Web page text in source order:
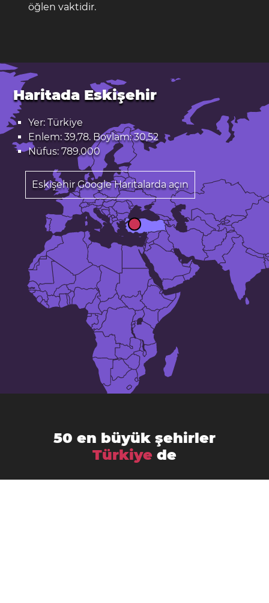
öğlen vaktidir.
Haritada Eskişehir
Yer: Türkiye
Enlem: 39,78. Boylam: 30,52
Nüfus: 789.000
Eskişehir Google Haritalarda açın
50 en büyük şehirler
Türkiyede